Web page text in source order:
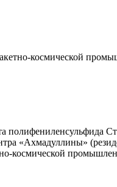
космической
«Ахмадуллины»
космической